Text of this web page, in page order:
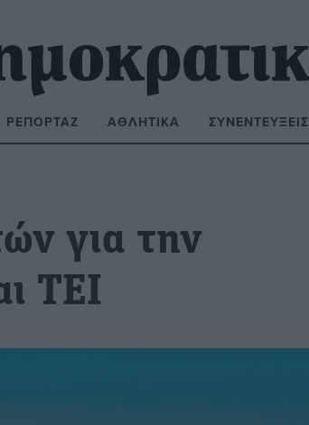
ΡΕΠΟΡΤΆΖ ΑΘΛΗΤΙΚΆ ΣΥΝΕΝΤΕΎΞΕΙΣ
για την
ΤΕΙ